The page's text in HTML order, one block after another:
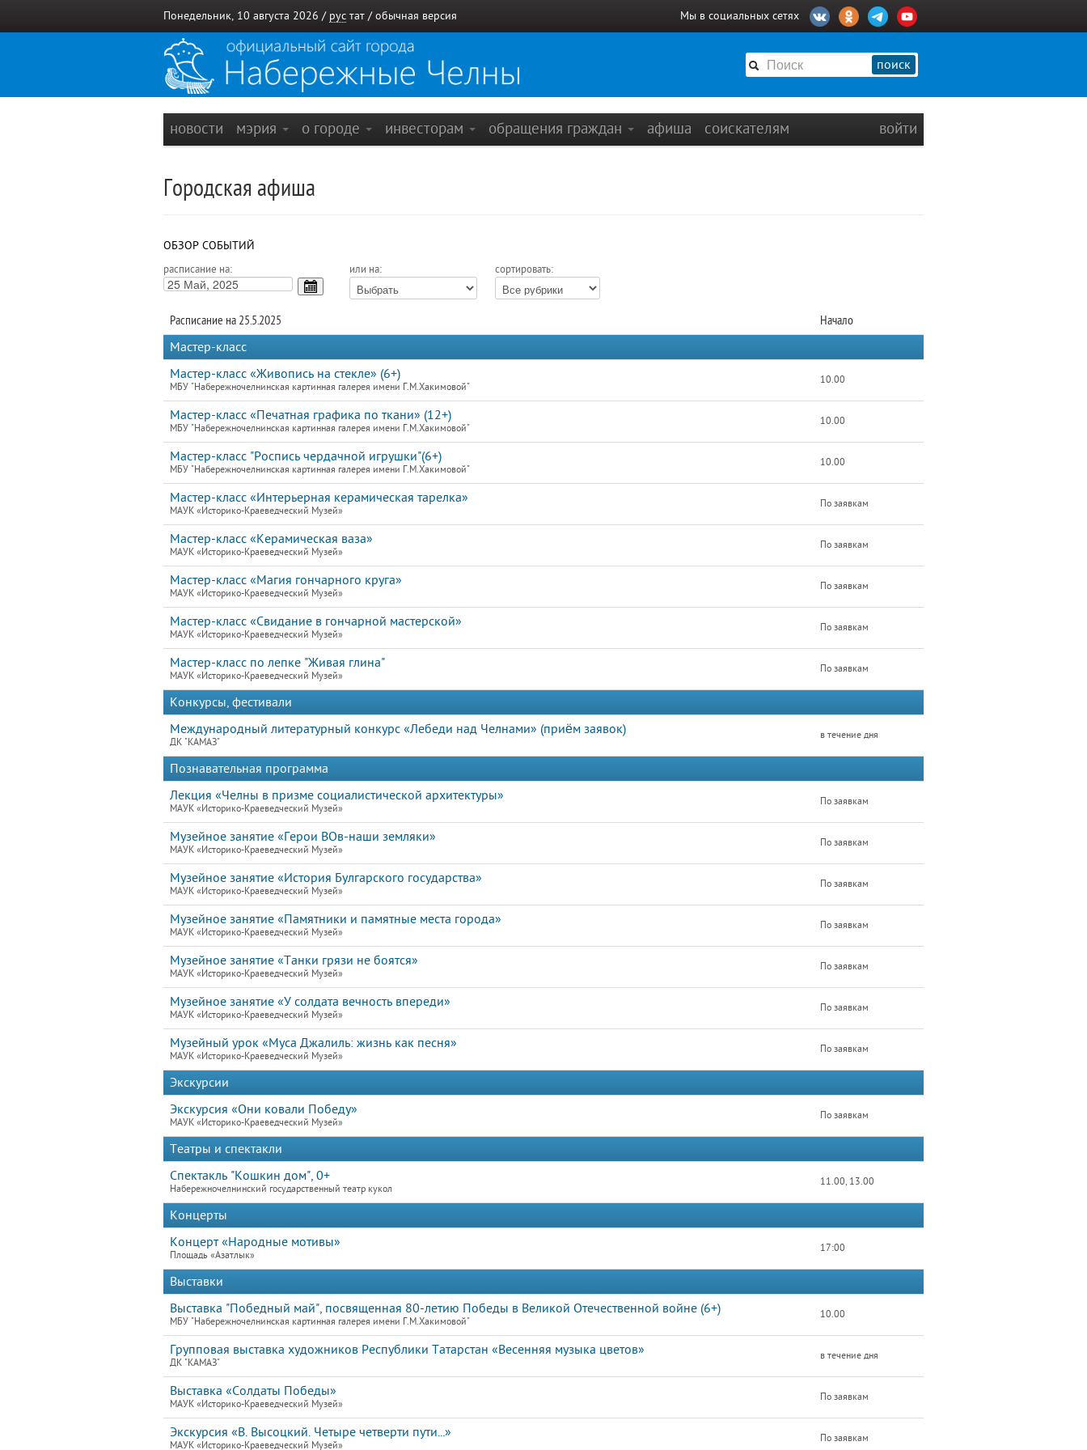
Понедельник, 10 августа 2026 / рус тат / обычная версия Мы в социальных сетях
поиск
новости мэрия о городе инвесторам обращения граждан афиша соискателям войти
Городская афиша
ОБЗОР СОБЫТИЙ
расписание на: или на: сортировать:
Расписание на 25.5.2025
Начало
Мастер-класс
Мастер-класс «Живопись на стекле» (6+)
МБУ "Набережночелнинская картинная галерея имени Г.М.Хакимовой"
10.00
Мастер-класс «Печатная графика по ткани» (12+)
МБУ "Набережночелнинская картинная галерея имени Г.М.Хакимовой"
10.00
Мастер-класс "Роспись чердачной игрушки"(6+)
МБУ "Набережночелнинская картинная галерея имени Г.М.Хакимовой"
10.00
Мастер-класс «Интерьерная керамическая тарелка»
МАУК «Историко-Краеведческий Музей»
По заявкам
Мастер-класс «Керамическая ваза»
МАУК «Историко-Краеведческий Музей»
По заявкам
Мастер-класс «Магия гончарного круга»
МАУК «Историко-Краеведческий Музей»
По заявкам
Мастер-класс «Свидание в гончарной мастерской»
МАУК «Историко-Краеведческий Музей»
По заявкам
Мастер-класс по лепке "Живая глина"
МАУК «Историко-Краеведческий Музей»
По заявкам
Конкурсы, фестивали
Международный литературный конкурс «Лебеди над Челнами» (приём заявок)
ДК "КАМАЗ"
в течение дня
Познавательная программа
Лекция «Челны в призме социалистической архитектуры»
МАУК «Историко-Краеведческий Музей»
По заявкам
Музейное занятие «Герои ВОв-наши земляки»
МАУК «Историко-Краеведческий Музей»
По заявкам
Музейное занятие «История Булгарского государства»
МАУК «Историко-Краеведческий Музей»
По заявкам
Музейное занятие «Памятники и памятные места города»
МАУК «Историко-Краеведческий Музей»
По заявкам
Музейное занятие «Танки грязи не боятся»
МАУК «Историко-Краеведческий Музей»
По заявкам
Музейное занятие «У солдата вечность впереди»
МАУК «Историко-Краеведческий Музей»
По заявкам
Музейный урок «Муса Джалиль: жизнь как песня»
МАУК «Историко-Краеведческий Музей»
По заявкам
Экскурсии
Экскурсия «Они ковали Победу»
МАУК «Историко-Краеведческий Музей»
По заявкам
Театры и спектакли
Спектакль "Кошкин дом", 0+
Набережночелнинский государственный театр кукол
11.00, 13.00
Концерты
Концерт «Народные мотивы»
Площадь «Азатлык»
17:00
Выставки
Выставка "Победный май", посвященная 80-летию Победы в Великой Отечественной войне (6+)
МБУ "Набережночелнинская картинная галерея имени Г.М.Хакимовой"
10.00
Групповая выставка художников Республики Татарстан «Весенняя музыка цветов»
ДК "КАМАЗ"
в течение дня
Выставка «Солдаты Победы»
МАУК «Историко-Краеведческий Музей»
По заявкам
Экскурсия «В. Высоцкий. Четыре четверти пути...»
МАУК «Историко-Краеведческий Музей»
По заявкам